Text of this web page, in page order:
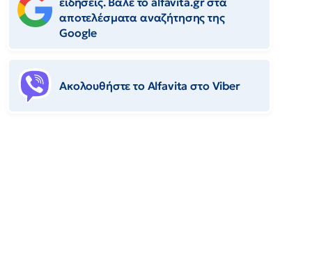
αποτελέσματα αναζήτησης της
Google
Ακολουθήστε το Αlfavita στο Viber